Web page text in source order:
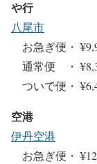
や行
八尾市
お急ぎ便・
通常便 ・
ついで便・
空港
伊丹空港
お急ぎ便・